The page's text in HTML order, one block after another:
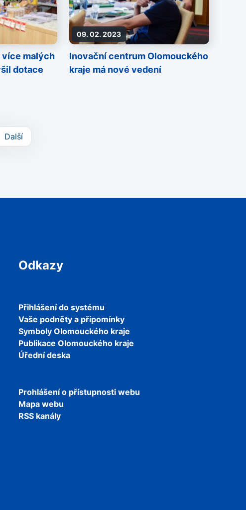
více malých
dotace
09. 02. 2023
Inovační centrum Olomouckého
kraje má nové vedení
Další
Odkazy
Přihlášení do systému
Vaše podněty a připomínky
Symboly Olomouckého kraje
Publikace Olomouckého kraje
Úřední deska
Prohlášení o přístupnosti webu
Mapa webu
RSS kanály